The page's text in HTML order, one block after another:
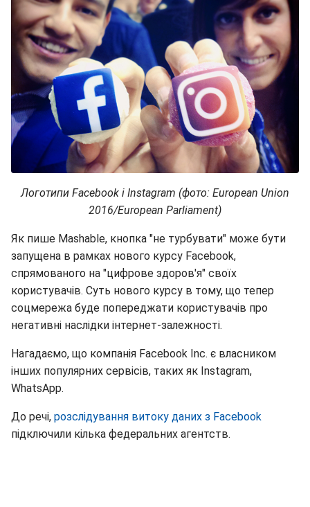
Логотипи Facebook і Instagram (фото: European Union
2016/European Parliament)
Як пише Mashable, кнопка "не турбувати" може бути
запущена в рамках нового курсу Facebook,
спрямованого на "цифрове здоров'я" своїх
користувачів. Суть нового курсу в тому, що тепер
соцмережа буде попереджати користувачів про
негативні наслідки інтернет-залежності.
Нагадаємо, що компанія Facebook Inc. є власником
інших популярних сервісів, таких як Instagram,
WhatsApp.
До речі, розслідування витоку даних з Facebook
підключили кілька федеральних агентств.